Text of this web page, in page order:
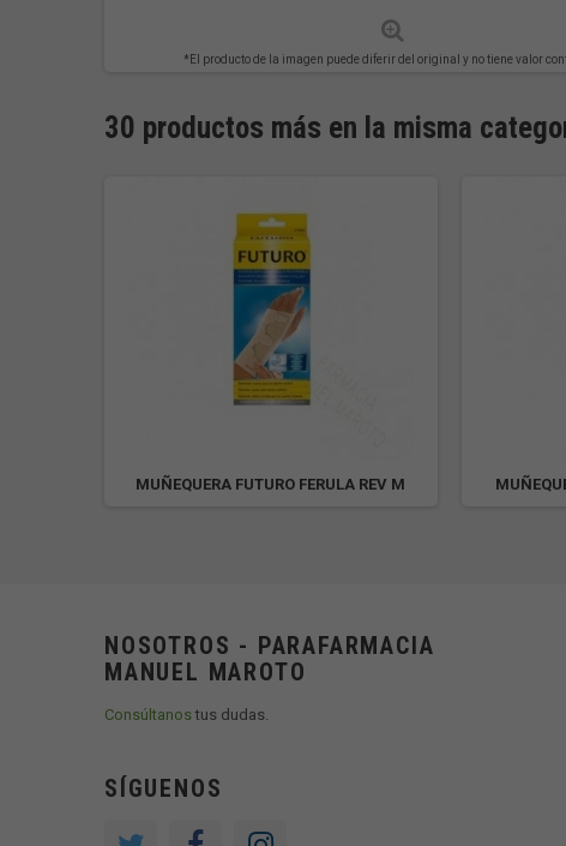
*El producto de la imagen puede diferir del original y no tiene valor
30 productos más en la misma
MUÑEQUERA FUTURO FERULA REV M
NOSOTROS - PARAFARMACIA
MANUEL MAROTO
Consúltanostus dudas.
SÍGUENOS